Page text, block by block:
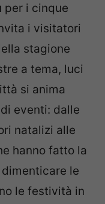
per i cinque
i visitatori
stagione
a tema, luci
si anima
eventi: dalle
natalizi alle
hanno fatto la
le
le festività in